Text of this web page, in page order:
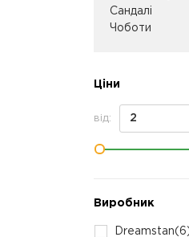
Сандалі
Чоботи
Ціни
від:
Виробник
Dreamstan